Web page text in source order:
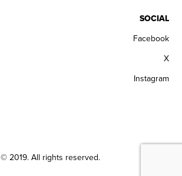
SOCIAL
Facebook
X
Instagram
© 2019. All rights reserved.